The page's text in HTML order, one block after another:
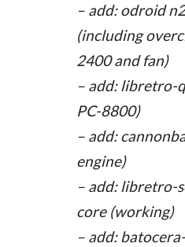
– add: odroid
(including
2400 and fan)
– add: libretro-
PC-8800)
– add:
engine)
– add: libretro-
core (working)
– add: